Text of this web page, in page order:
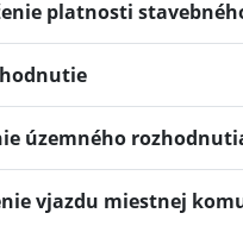
platnosti
územného
vjazdu miestnej